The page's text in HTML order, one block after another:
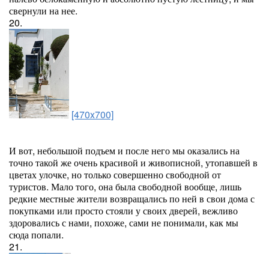
свернули на нее.
20.
[470x700]
И вот, небольшой подъем и после него мы оказались на
точно такой же очень красивой и живописной, утопавшей в
цветах улочке, но только совершенно свободной от
туристов. Мало того, она была свободной вообще, лишь
редкие местные жители возвращались по ней в свои дома с
покупками или просто стояли у своих дверей, вежливо
здоровались с нами, похоже, сами не понимали, как мы
сюда попали.
21.